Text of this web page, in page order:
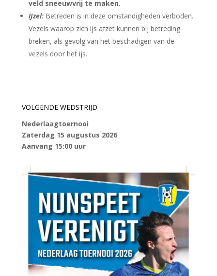
veld sneeuwvrij te maken.
IJzel: Betreden is in deze omstandigheden verboden.
Vezels waarop zich ijs afzet kunnen bij betreding
breken, als gevolg van het beschadigen van de
vezels door het ijs.
VOLGENDE WEDSTRIJD
Nederlaagtoernooi
Zaterdag 15 augustus 2026
Aanvang 15:00 uur